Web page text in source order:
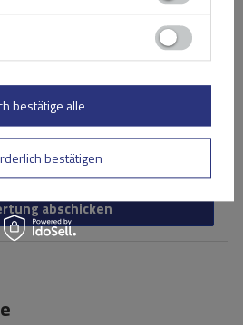
abschicken
bestätigen
bestätige alle